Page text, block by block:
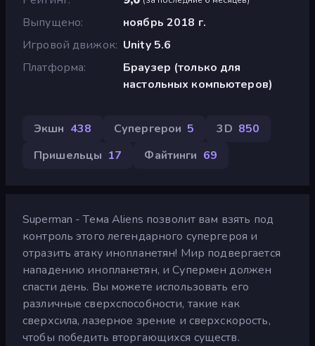
Выпущено
ноябрь 2018 г.
Игровой движок Unity 5.6
Платформа
Браузер (только для
настольных компьютеров)
Экшн 438 Супергерои 5 3D 850
Пришельцы 17 Файтинги 69
Superman - Тема Aliens позволит вам взять под
контроль этого легендарного супергероя и
отразить атаку инопланетян! Мир подвергается
нападению инопланетян, и Супермен должен
спасти день. Вы можете использовать его
различные сверхспособности, такие как
сверхсила, лазерное зрение и сверхскорость,
чтобы победить вторгающихся существ.